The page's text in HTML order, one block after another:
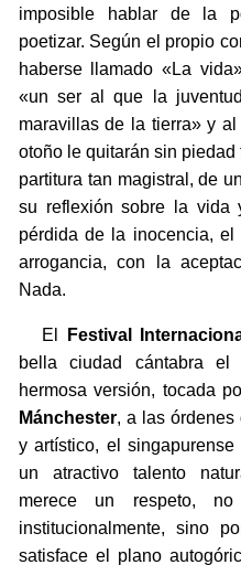
imposible hablar de la
poetizar. Según el propio
haberse llamado «La
«un ser al que la
maravillas de la tierra» y
otoño le quitarán sin
partitura tan magistral, de
su reflexión sobre la
pérdida de la inocencia,
arrogancia, con la
Nada.
El Festival
bella ciudad cántabra
hermosa versión, tocada
Mánchester, a las órdenes
y artístico, el singapurense
un atractivo talento
merece un respeto,
institucionalmente, sino
satisface el plano